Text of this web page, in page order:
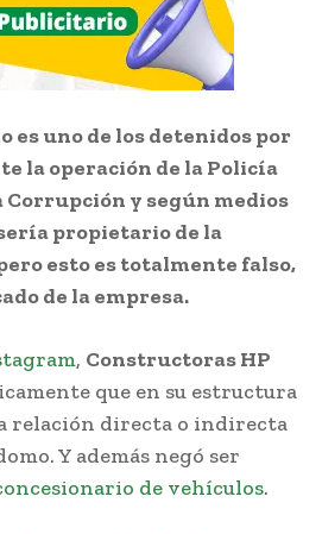
es uno de los detenidos por
la operación de la Policía
Corrupción y según medios
propietario de la
esto es totalmente falso,
de la empresa.
, Constructoras HP
que en su estructura
relación directa o indirecta
Y además negó ser
de vehículos.